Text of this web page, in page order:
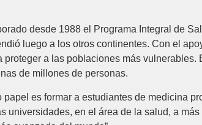
desde 1988 el Programa Integral de
luego a los otros continentes. Con el
a las poblaciones más vulnerables.
de millones de personas.
es formar a estudiantes de medicina
universidades, en el área de la salud, a